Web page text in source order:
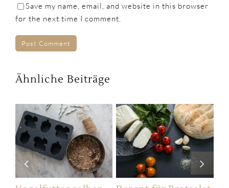
Save my name, email, and website in this browser
for the next time I comment.
Ähnliche Beiträge